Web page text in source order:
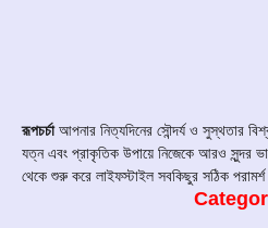
রূপচর্চাআপনার নিত্যদিনের সৌন্দর্য ও সুস্থতার
যত্ন এবং প্রাকৃতিক উপায়ে নিজেকে আরও সুন্দর
থেকে শুরু করে লাইফস্টাইল সবকিছুর সঠিক